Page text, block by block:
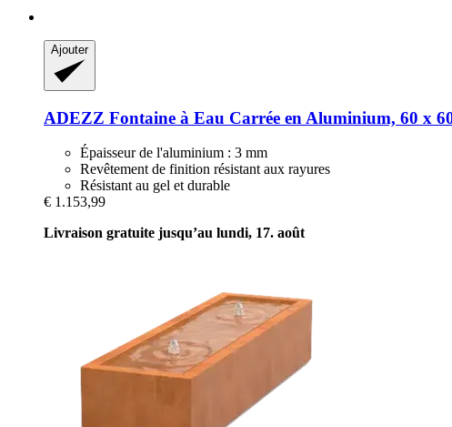
Ajouter
ADEZZ Fontaine à Eau Carrée en Aluminium, 60 x
Épaisseur de l'aluminium : 3 mm
Revêtement de finition résistant aux rayures
Résistant au gel et durable
€ 1.153,99
Livraison gratuite jusqu’au lundi, 17. août